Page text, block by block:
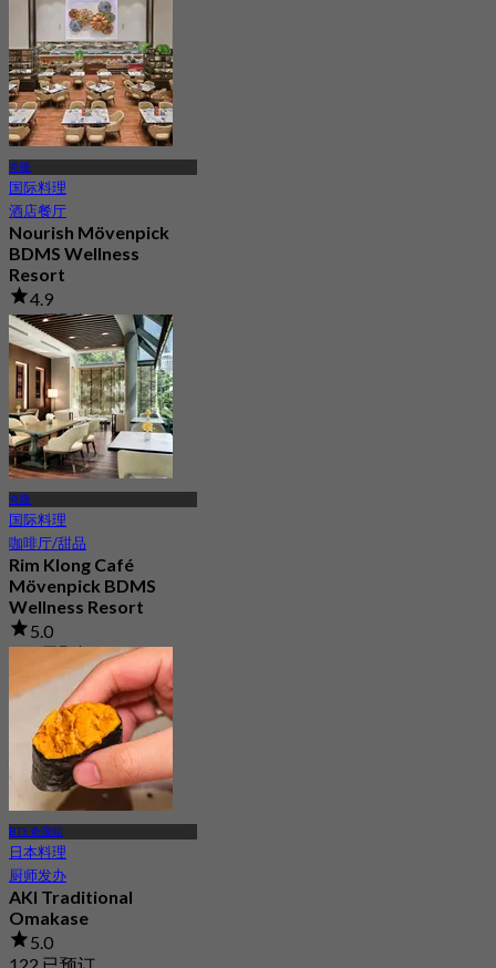
฿ 600
奇隆
国际料理
酒店餐厅
Nourish Mövenpick
BDMS Wellness
Resort
4.9
293 已预订
起฿ 600
奇隆
国际料理
咖啡厅/甜品
Rim Klong Café
Mövenpick BDMS
Wellness Resort
5.0
150 已预订
฿ 600
BTS 奇隆站
日本料理
厨师发办
AKI Traditional
Omakase
5.0
122 已预订